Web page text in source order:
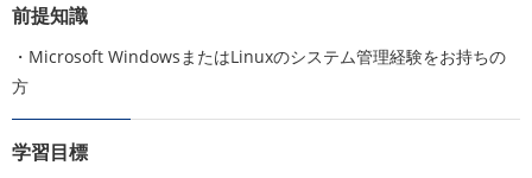
前提知識
・Microsoft WindowsまたはLinuxのシステム管理経験をお持ちの
方
学習目標